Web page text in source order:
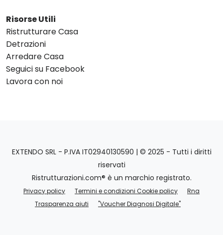
Risorse Utili
Ristrutturare Casa
Detrazioni
Arredare Casa
Seguici su Facebook
Lavora con noi
EXTENDO SRL - P.IVA IT02940130590 | © 2025 - Tutti i diritti
riservati
Ristrutturazioni.com® è un marchio registrato.
Privacy policy Termini e condizioni Cookie policy
Rna
Trasparenza aiuti
"Voucher Diagnosi Digitale"